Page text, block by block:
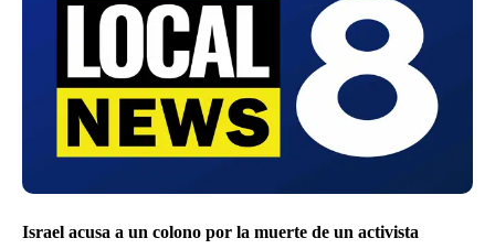
Israel acusa a un colono por la muerte de un activista